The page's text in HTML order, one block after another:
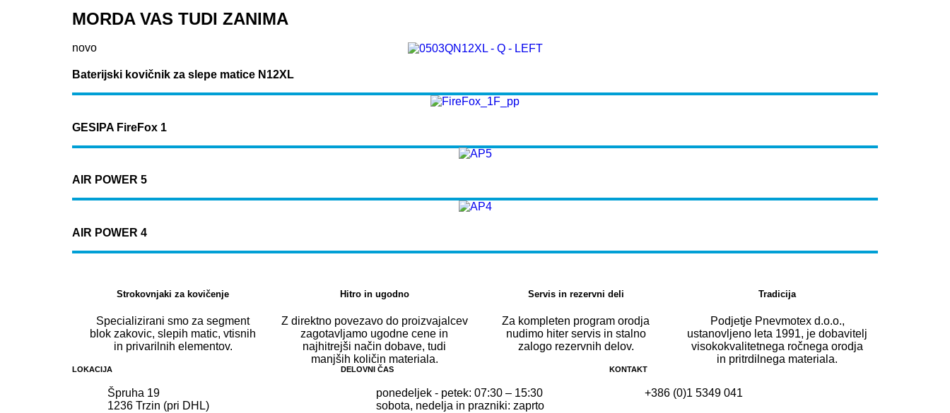
MORDA VAS TUDI ZANIMA
novo
Baterijski kovičnik za slepe matice N12XL
GESIPA FireFox 1
AIR POWER 5
AIR POWER 4
Strokovnjaki za kovičenje
Specializirani smo za segment
blok zakovic, slepih matic, vtisnih
in privarilnih elementov.
Hitro in ugodno
Z direktno povezavo do proizvajalcev
zagotavljamo ugodne cene in
najhitrejši način dobave, tudi
manjših količin materiala.
Servis in rezervni deli
Za kompleten program orodja
nudimo hiter servis in stalno
zalogo rezervnih delov.
Tradicija
Podjetje Pnevmotex d.o.o.,
ustanovljeno leta 1991, je dobavitelj
visokokvalitetnega ročnega orodja
in pritrdilnega materiala.
LOKACIJA
Špruha 19
1236 Trzin (pri DHL)
DELOVNI ČAS
ponedeljek - petek: 07:30 – 15:30
sobota, nedelja in prazniki: zaprto
KONTAKT
+386 (0)1 5349 041